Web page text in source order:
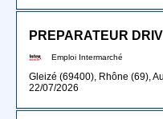
PREPARATEUR
Emploi Intermarché
Gleizé (69400), Rhône (69),
22/07/2026